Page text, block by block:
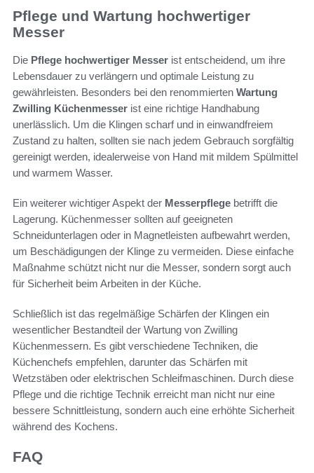
Pflege und Wartung hochwertiger
Messer
Die Pflege hochwertiger Messer ist entscheidend, um ihre
Lebensdauer zu verlängern und optimale Leistung zu
gewährleisten. Besonders bei den renommierten Wartung
Zwilling Küchenmesser ist eine richtige Handhabung
unerlässlich. Um die Klingen scharf und in einwandfreiem
Zustand zu halten, sollten sie nach jedem Gebrauch sorgfältig
gereinigt werden, idealerweise von Hand mit mildem Spülmittel
und warmem Wasser.
Ein weiterer wichtiger Aspekt der Messerpflege betrifft die
Lagerung. Küchenmesser sollten auf geeigneten
Schneidunterlagen oder in Magnetleisten aufbewahrt werden,
um Beschädigungen der Klinge zu vermeiden. Diese einfache
Maßnahme schützt nicht nur die Messer, sondern sorgt auch
für Sicherheit beim Arbeiten in der Küche.
Schließlich ist das regelmäßige Schärfen der Klingen ein
wesentlicher Bestandteil der Wartung von Zwilling
Küchenmessern. Es gibt verschiedene Techniken, die
Küchenchefs empfehlen, darunter das Schärfen mit
Wetzstäben oder elektrischen Schleifmaschinen. Durch diese
Pflege und die richtige Technik erreicht man nicht nur eine
bessere Schnittleistung, sondern auch eine erhöhte Sicherheit
während des Kochens.
FAQ